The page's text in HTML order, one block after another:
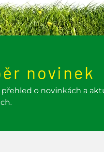
novinek
o novinkách a